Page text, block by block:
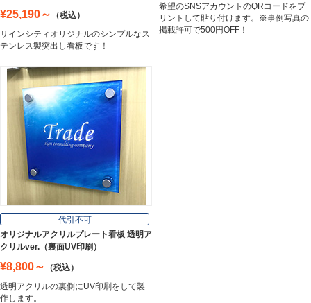
¥25,190～
（税込）
サインシティオリジナルのシンプルなス
テンレス製突出し看板です！
希望のSNSアカウントのQRコードをプ
リントして貼り付けます。※事例写真の
掲載許可で500円OFF！
代引不可
オリジナルアクリルプレート看板 透明ア
クリルver.（裏面UV印刷）
¥8,800～
（税込）
透明アクリルの裏側にUV印刷をして製
作します。